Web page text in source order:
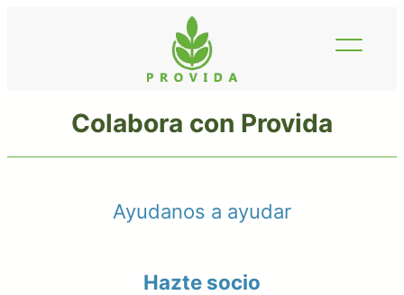
Colabora con Provida
Ayudanos a ayudar
Hazte socio